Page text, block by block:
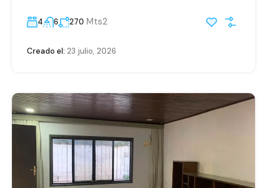
4 6 270 Mts2
Creado el: 23 julio, 2026